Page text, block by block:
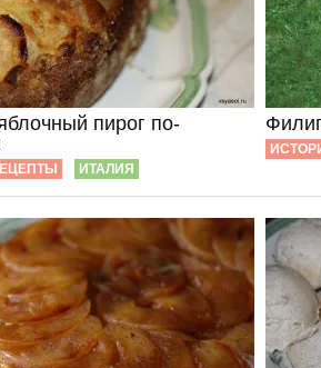
пирог по-
ИТАЛИЯ